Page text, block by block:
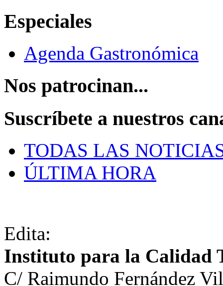
Especiales
Agenda Gastronómica
Nos patrocinan...
Suscríbete a nuestros
TODAS LAS
ÚLTIMA HORA
Edita:
Instituto para la Calidad
C/ Raimundo Fernández